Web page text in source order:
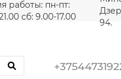
работы: пн-пт:
сб: 9.00-17.00
94.